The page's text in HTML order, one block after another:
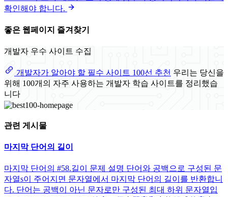
확인해야 합니다.
좋은 웹페이지 즐겨찾기
개발자 우수 사이트 수집
개발자가 알아야 할 필수 사이트 100선 추천 우리는 당신을
위해 100개의 자주 사용하는 개발자 학습 사이트를 정리했습
니다
관련 게시물
마지막 단어의 길이
마지막 단어의 #58.길이 문제 설명 단어와 공백으로 구성된 문
자열s이 주어지면 문자열에서 마지막 단어의 길이를 반환합니
다. 단어는 공백이 아닌 문자로만 구성된 최대 하위 문자열입